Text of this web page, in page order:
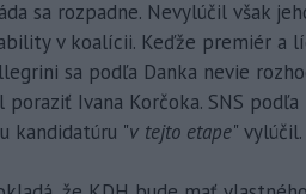
sa rozpadne. Nevylúčil však
v koalícii. Keďže premiér a
sa podľa Danka nevie
poraziť Ivana Korčoka. SNS
kandidatúru "v tejto etape" vylúčil.